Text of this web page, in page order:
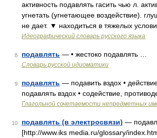
активность подавлять гасить чью л.
угнетать (угнетающее воздействие).
не дает. ▼ находиться в тяжелых
Идеографический словарь русского языка
8 подавлять — • жестоко подавлять …
Словарь русской идиоматики
9 подавлять — подавить вздох •
подавлять вздох • содействие,
Глагольной сочетаемости непредметных
10 подавлять (в электросвязи) —
[http://www.iks media.ru/glossary/